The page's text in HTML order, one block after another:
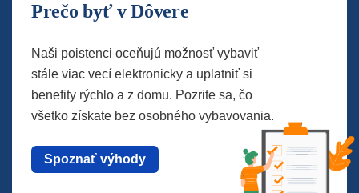
Prečo byť v Dôvere
Naši poistenci oceňujú možnosť vybaviť
stále viac vecí elektronicky a uplatniť si
benefity rýchlo a z domu. Pozrite sa, čo
všetko získate bez osobného vybavovania.
Spoznať výhody